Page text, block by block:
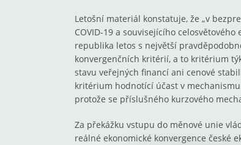
Letošní materiál konstatuje, že „v
COVID-19 a souvisejícího
republika letos s největší
konvergenčních kritérií, a to kritérium
stavu veřejných financí ani cenové
kritérium hodnotící účast v
protože se příslušného kurzového
Za překážku vstupu do měnové unie
reálné ekonomické konvergence české